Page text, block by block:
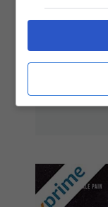
Leggi il
nuovo